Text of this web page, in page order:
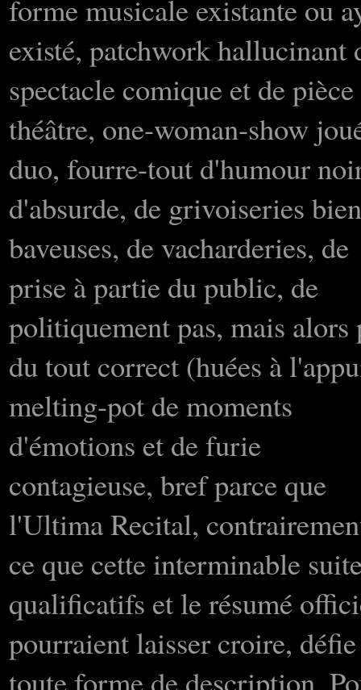
forme musicale existante ou
existé, patchwork hallucinant
spectacle comique et de pièce
théâtre, one-woman-show
duo, fourre-tout d'humour
d'absurde, de grivoiseries bien
baveuses, de vacharderies, de
prise à partie du public, de
politiquement pas, mais alors
du tout correct (huées à
melting-pot de moments
d'émotions et de furie
contagieuse, bref parce que
l'Ultima Recital,
ce que cette interminable
qualificatifs et le résumé
pourraient laisser croire, défie
toute forme de description.